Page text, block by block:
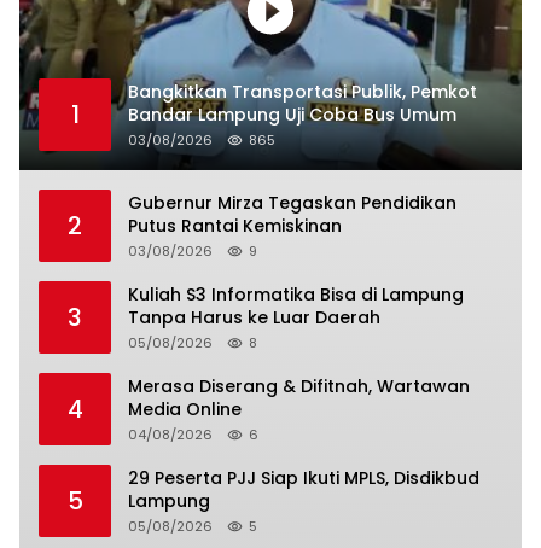
1
Bangkitkan Transportasi Publik, Pemkot
Bandar Lampung Uji Coba Bus Umum
03/08/2026 865
2
Gubernur Mirza Tegaskan Pendidikan
Putus Rantai Kemiskinan
03/08/2026 9
3
Kuliah S3 Informatika Bisa di Lampung
Tanpa Harus ke Luar Daerah
05/08/2026 8
4
Merasa Diserang & Difitnah, Wartawan
Media Online
04/08/2026 6
5
29 Peserta PJJ Siap Ikuti MPLS, Disdikbud
Lampung
05/08/2026 5